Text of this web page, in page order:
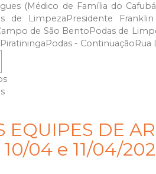
(Médico de Família do
de LimpezaPresidente
de São BentoPodas de
- ContinuaçãoRua
EQUIPES DE
04 e 11/04/